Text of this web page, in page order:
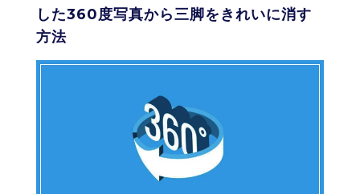
した360度写真から三脚をきれいに消す
方法